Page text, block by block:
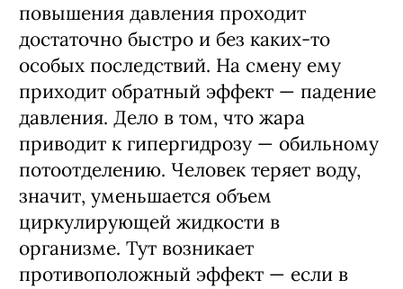
повышения давления проходит
достаточно быстро и без каких-то
особых последствий. На смену ему
приходит обратный эффект — падение
давления. Дело в том, что жара
приводит к гипергидрозу — обильному
потоотделению. Человек теряет воду,
значит, уменьшается объем
циркулирующей жидкости в
организме. Тут возникает
противоположный эффект — если в